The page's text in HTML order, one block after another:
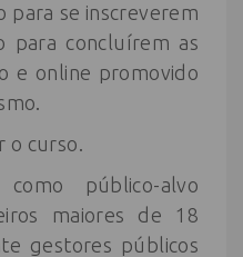
para se inscreverem
concluírem as
e online promovido
o curso.
público-alvo
maiores de 18
gestores públicos